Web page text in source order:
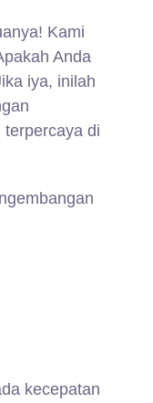
Kami
Anda
iya, inilah
di
kecepatan